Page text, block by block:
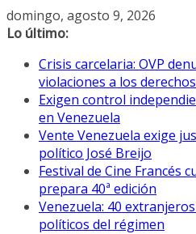
Saltar
al
domingo, agosto 9, 2026
Lo último:
Crisis carcelaria: OVP
violaciones a los
Exigen control
en Venezuela
Vente Venezuela exige
político José Breijo
Festival de Cine Francés
prepara 40ª edición
Venezuela: 40
políticos del régimen